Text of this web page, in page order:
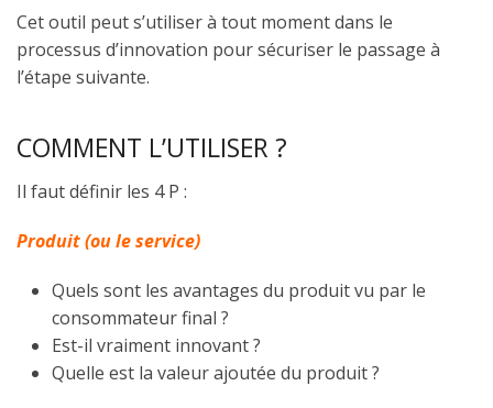
Cet outil peut s’utiliser à tout moment dans le
processus d’innovation pour sécuriser le passage à
l’étape suivante.
COMMENT L’UTILISER ?
Il faut définir les 4 P :
Produit (ou le service)
Quels sont les avantages du produit vu par le
consommateur final ?
Est-il vraiment innovant ?
Quelle est la valeur ajoutée du produit ?